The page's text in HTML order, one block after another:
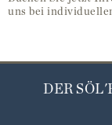
uns bei
DER